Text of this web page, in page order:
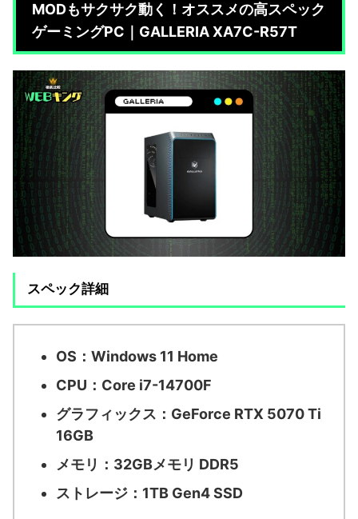
MODもサクサク動く！オススメの高スペック
ゲーミングPC｜GALLERIA XA7C-R57T
スペック詳細
OS： Windows 11 Home
CPU： Core i7-14700F
グラフィックス： GeForce RTX 5070 Ti
16GB
メモリ： 32GBメモリ DDR5
ストレージ： 1TB Gen4 SSD